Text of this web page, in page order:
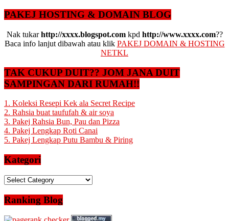
PAKEJ HOSTING & DOMAIN BLOG
Nak tukarhttp://xxxx.blogspot.comkpd http://www.xxxx.com??
Baca info lanjut dibawah atau klik PAKEJ DOMAIN & HOSTING
NETKL
TAK CUKUP DUIT?? JOM JANA DUIT
SAMPINGAN DARI RUMAH!!
1. Koleksi Resepi Kek ala Secret Recipe
2. Rahsia buat taufufah & air soya
3. Pakej Rahsia Bun, Pau dan Pizza
4. Pakej Lengkap Roti Canai
5. Pakej Lengkap Putu Bambu & Piring
Kategori
Kategori
Ranking Blog